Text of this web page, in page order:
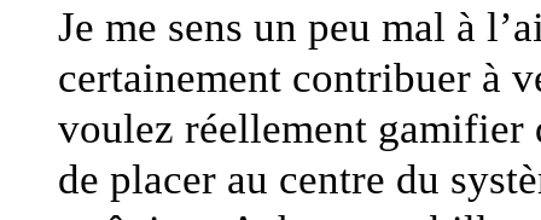
Je me sens un peu mal à
certainement contribuer à
voulez réellement gamifier
de placer au centre du